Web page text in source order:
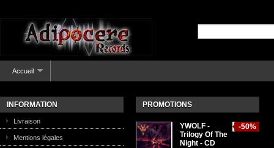
Accueil
INFORMATION
Livraison
Mentions légales
PROMOTIONS
-50%
YWOLF -
Trilogy Of The
Night - CD